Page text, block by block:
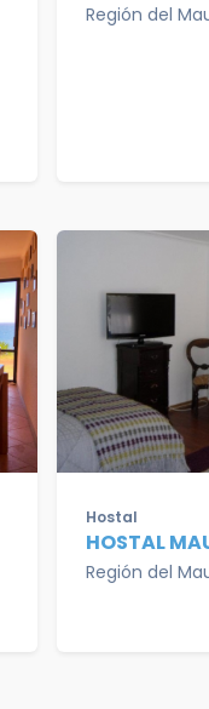
Región del
Hostal
HOSTAL
Región del